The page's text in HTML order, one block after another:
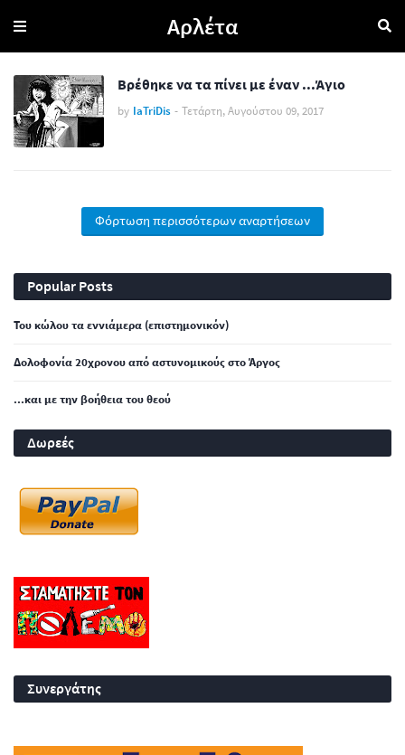
Αρλέτα
Βρέθηκε να τα πίνει με έναν ...Άγιο
by IaTriDis - Τετάρτη, Αυγούστου 09, 2017
Φόρτωση περισσότερων αναρτήσεων
Popular Posts
Του κώλου τα εννιάμερα (επιστημονικόν)
Δολοφονία 20χρονου από αστυνομικούς στο Άργος
...και με την βοήθεια του θεού
Δωρεές
Συνεργάτης